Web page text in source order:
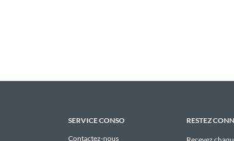
SERVICE CONSO
Contactez-nous
RESTEZ